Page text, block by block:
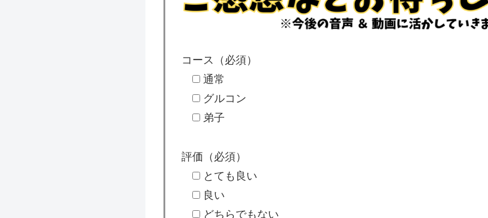
コース（必須）
通常
グルコン
弟子
評価（必須）
とても良い
良い
どちらでもない